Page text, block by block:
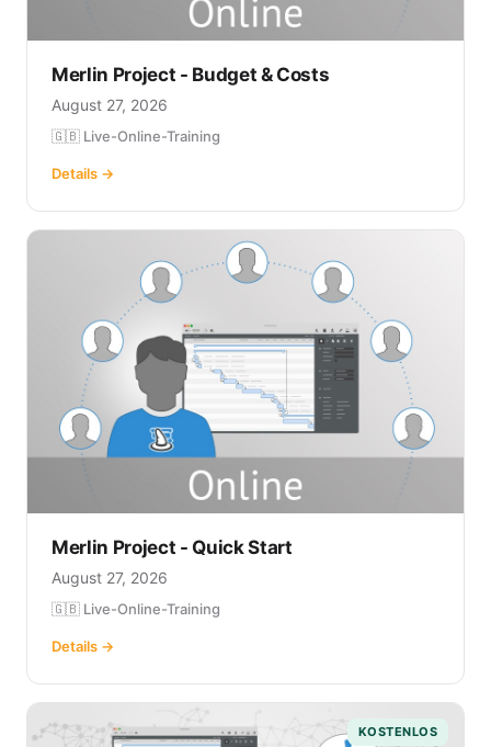
Merlin Project - Budget & Costs
August 27, 2026
🇬🇧 Live-Online-Training
Details →
Merlin Project - Quick Start
August 27, 2026
🇬🇧 Live-Online-Training
Details →
KOSTENLOS